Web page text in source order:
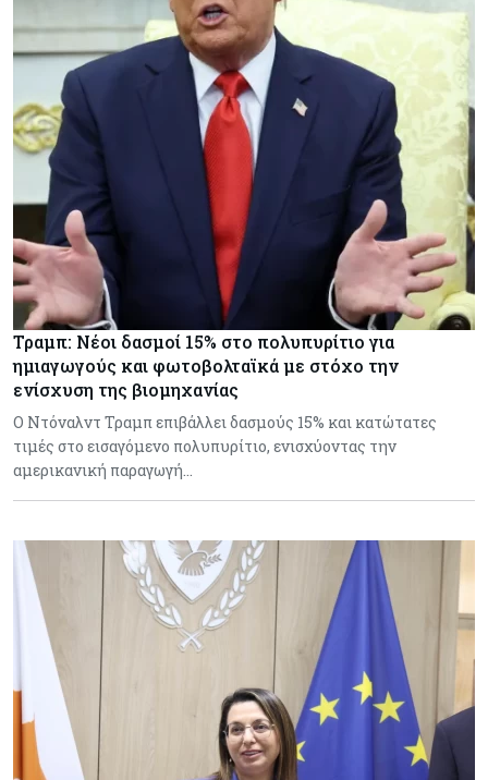
Τραμπ: Νέοι δασμοί 15% στο πολυπυρίτιο για
ημιαγωγούς και φωτοβολταϊκά με στόχο την
ενίσχυση της βιομηχανίας
Ο Ντόναλντ Τραμπ επιβάλλει δασμούς 15% και κατώτατες
τιμές στο εισαγόμενο πολυπυρίτιο, ενισχύοντας την
αμερικανική παραγωγή…